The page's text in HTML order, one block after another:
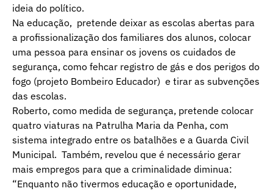
ideia do político.
Na educação, pretende deixar as escolas abertas para
a profissionalização dos familiares dos alunos, colocar
uma pessoa para ensinar os jovens os cuidados de
segurança, como fehcar registro de gás e dos perigos do
fogo (projeto Bombeiro Educador) e tirar as subvenções
das escolas.
Roberto, como medida de segurança, pretende colocar
quatro viaturas na Patrulha Maria da Penha, com
sistema integrado entre os batalhões e a Guarda Civil
Municipal. Também, revelou que é necessário gerar
mais empregos para que a criminalidade diminua:
“Enquanto não tivermos educação e oportunidade,